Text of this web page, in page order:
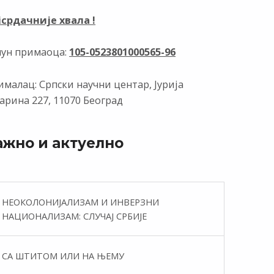
хвала !
примаоца: 105-0523801000565-96
Српски научни центар, Јурија
227, 11070 Београд
и актуелно
НЕОКОЛОНИЈАЛИЗАМ И ИНВЕРЗНИ
НАЦИОНАЛИЗАМ: СЛУЧАЈ СРБИЈЕ
СА ШТИТОМ ИЛИ НА ЊЕМУ